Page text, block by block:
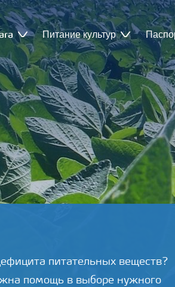
Питание культур
питательных веществ?
помощь в выборе нужного